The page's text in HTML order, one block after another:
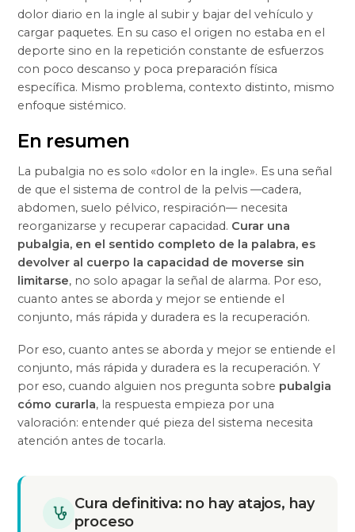
dolor diario en la ingle al subir y bajar del vehículo y
cargar paquetes. En su caso el origen no estaba en el
deporte sino en la repetición constante de esfuerzos
con poco descanso y poca preparación física
específica. Mismo problema, contexto distinto, mismo
enfoque sistémico.
En resumen
La pubalgia no es solo «dolor en la ingle». Es una señal
de que el sistema de control de la pelvis —cadera,
abdomen, suelo pélvico, respiración— necesita
reorganizarse y recuperar capacidad. Curar una
pubalgia, en el sentido completo de la palabra, es
devolver al cuerpo la capacidad de moverse sin
limitarse, no solo apagar la señal de alarma. Por eso,
cuanto antes se aborda y mejor se entiende el
conjunto, más rápida y duradera es la recuperación.
Por eso, cuanto antes se aborda y mejor se entiende el
conjunto, más rápida y duradera es la recuperación. Y
por eso, cuando alguien nos pregunta sobre pubalgia
cómo curarla, la respuesta empieza por una
valoración: entender qué pieza del sistema necesita
atención antes de tocarla.
Cura definitiva: no hay atajos, hay
proceso